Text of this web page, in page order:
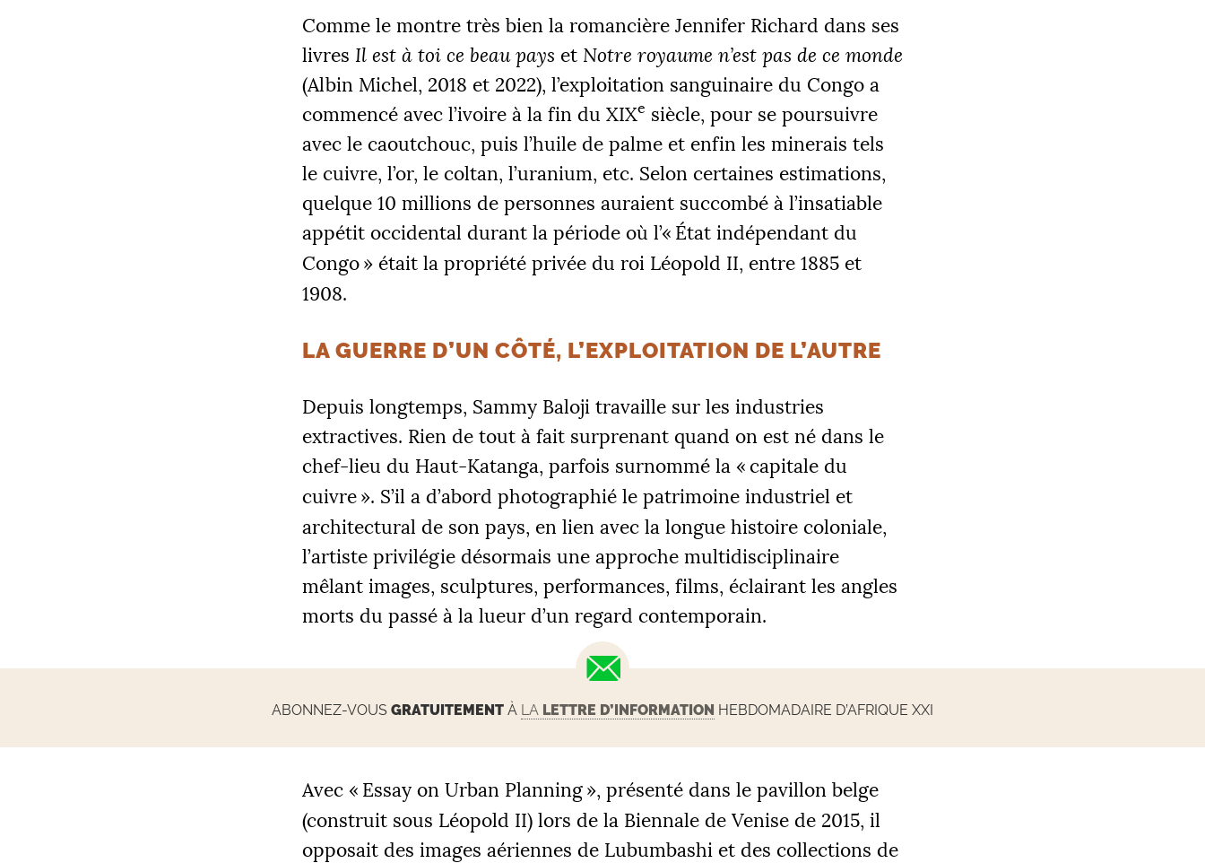
Comme le montre très bien la romancière Jennifer Richard dans ses
livres Il est à toi ce beau pays et Notre royaume n’est pas de ce monde
(Albin Michel, 2018 et 2022), l’exploitation sanguinaire du Congo a
commencé avec l’ivoire à la fin du XIXe siècle, pour se poursuivre
avec le caoutchouc, puis l’huile de palme et enfin les minerais tels
le cuivre, l’or, le coltan, l’uranium, etc. Selon certaines estimations,
quelque 10 millions de personnes auraient succombé à l’insatiable
appétit occidental durant la période où l’« État indépendant du
Congo» était la propriété privée du roi Léopold II, entre 1885 et
1908.
LA GUERRE D’UN CÔTÉ, L’EXPLOITATION DE L’AUTRE
Depuis longtemps, Sammy Baloji travaille sur les industries
extractives. Rien de tout à fait surprenant quand on est né dans le
chef-lieu du Haut-Katanga, parfois surnommé la «capitale du
cuivre». S’il a d’abord photographié le patrimoine industriel et
architectural de son pays, en lien avec la longue histoire coloniale,
l’artiste privilégie désormais une approche multidisciplinaire
mêlant images, sculptures, performances, films, éclairant les angles
morts du passé à la lueur d’un regard contemporain.
ABONNEZ-VOUS GRATUITEMENT À LA LETTRE D’INFORMATION HEBDOMADAIRE D’AFRIQUE XXI
Avec « Essay on Urban Planning», présenté dans le pavillon belge
(construit sous Léopold II) lors de la Biennale de Venise de 2015, il
opposait des images aériennes de Lubumbashi et des collections de